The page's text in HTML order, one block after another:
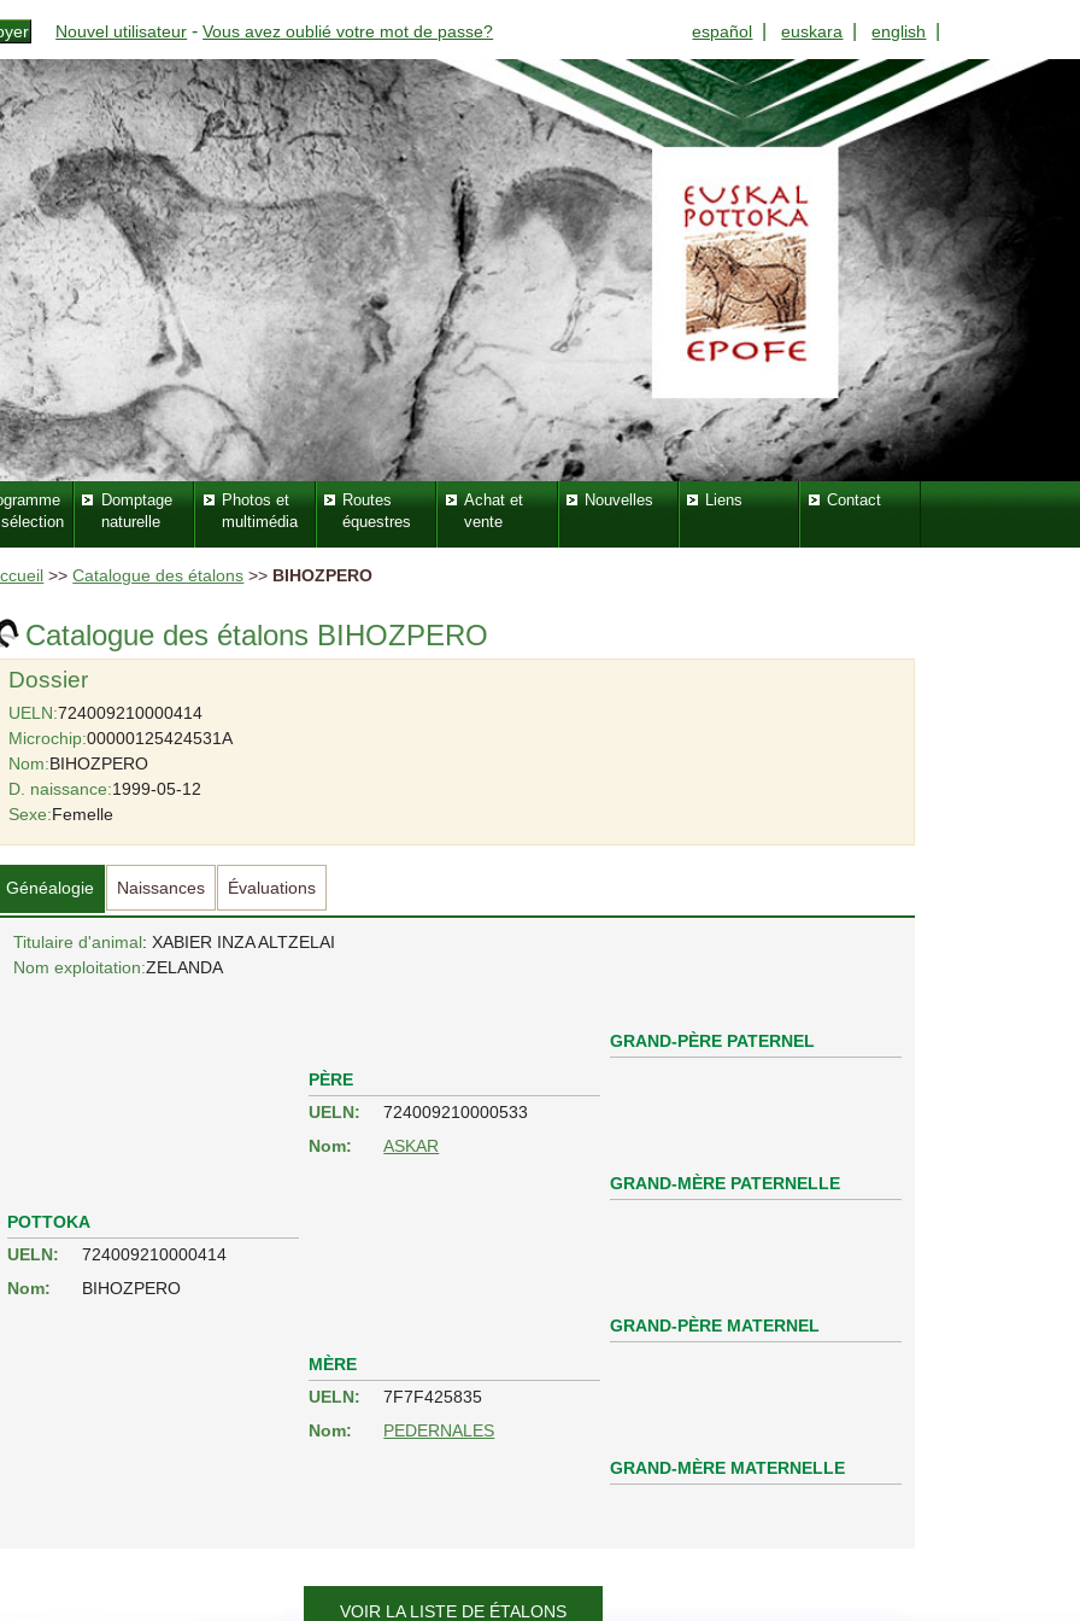
Nouvel utilisateur -Vous avez oublié votre mot de passe? español |euskara |english
Domptage
naturelle
Photos et
multimédia
Routes
équestres
Achat et
vente
Nouvelles Liens Contact
>>Catalogue des étalons >> BIHOZPERO
Catalogue des étalons BIHOZPERO
Dossier
UELN:724009210000414
Microchip:00000125424531A
Nom:BIHOZPERO
D. naissance:1999-05-12
Sexe:Femelle
Généalogie Naissances Évaluations
Titulaire d'animal: XABIER INZA ALTZELAI
Nom exploitation:ZELANDA
POTTOKA
UELN:
724009210000414
Nom:
BIHOZPERO
PÈRE
UELN:
724009210000533
Nom:
ASKAR
GRAND-PÈRE PATERNEL
GRAND-MÈRE PATERNELLE
MÈRE
UELN:
7F7F425835
Nom:
PEDERNALES
GRAND-PÈRE MATERNEL
GRAND-MÈRE MATERNELLE
VOIR LA LISTE DE ÉTALONS